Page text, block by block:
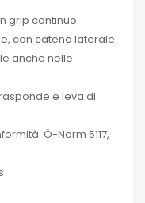
grip continuo.
con catena laterale
anche nelle
e leva di
Ö-Norm 5117,